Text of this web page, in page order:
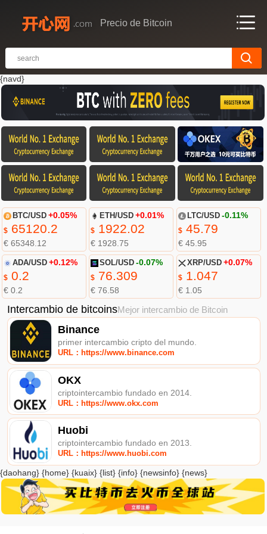
Precio de Bitcoin
{navd}
BTC/USD +0.05%
$65120.2
€ 65348.12
ETH/USD +0.01%
$ 1922.02
€ 1928.75
LTC/USD -0.11%
$45.79
€ 45.95
ADA/USD +0.12%
$0.2
€ 0.2
SOL/USD -0.07%
$ 76.309
€ 76.58
XRP/USD +0.07%
$1.047
€ 1.05
Intercambio de bitcoinsMejor intercambio de Bitcoin
Binance
primer intercambio cripto del mundo.
URL：https://www.binance.com
OKX
criptointercambio fundado en 2014.
URL：https://www.okx.com
Huobi
criptointercambio fundado en 2013.
URL：https://www.huobi.com
{daohang} {home} {kuaix} {list} {info} {newsinfo} {news}